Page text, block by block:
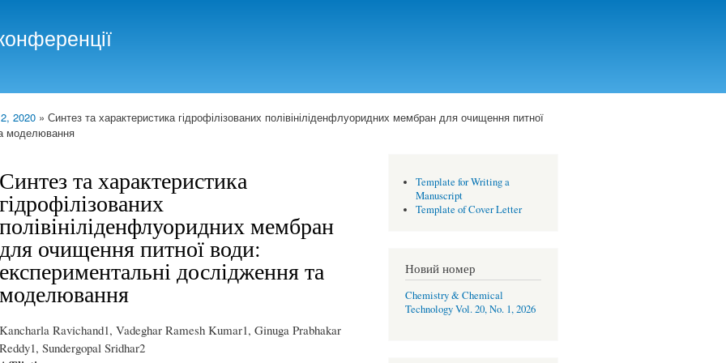
2020 » Синтез та характеристика гідрофілізованих полівініліденфлуоридних мембран для очищення питної
моделювання
Синтез та характеристика
гідрофілізованих
полівініліденфлуоридних мембран
для очищення питної води:
експериментальні дослідження та
моделювання
Kancharla Ravichand1, Vadeghar Ramesh Kumar1, Ginuga Prabhakar
Reddy1, Sundergopal Sridhar2
Template for Writing a
Manuscript
Template of Cover Letter
Новий номер
Chemistry & Chemical
Technology Vol. 20, No. 1, 2026